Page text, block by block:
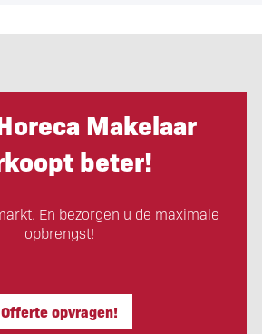
Makelaar
beter!
En bezorgen u de maximale
opbrengst!
Offerte opvragen!